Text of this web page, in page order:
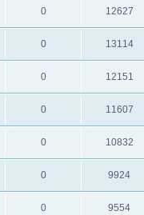
0 12627
0 13114
0 12151
0 11607
0 10832
0 9924
0 9554